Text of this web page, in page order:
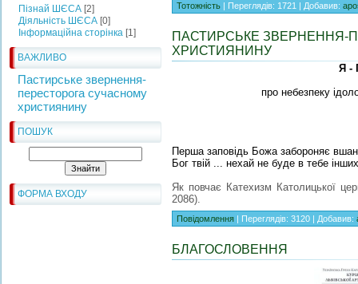
Пізнай ШЄСА [2]
Діяльність ШЄСА [0]
Інформаційна сторінка [1]
ВАЖЛИВО
Пастирське звернення-
пересторога сучасному
християнину
ПОШУК
ФОРМА ВХОДУ
Тотожність | Переглядів: 1721 | Добавив:
ПАСТИРСЬКЕ ЗВЕРНЕННЯ-
ХРИСТИЯНИНУ
Я -
про небезпеку
Перша заповідь Божа забороняє
Бог твій ... нехай не буде в тебе
Як повчає Катехизм Католицької
2086).
Повідомлення | Переглядів: 3120 | Добавив:
БЛАГОСЛОВЕННЯ